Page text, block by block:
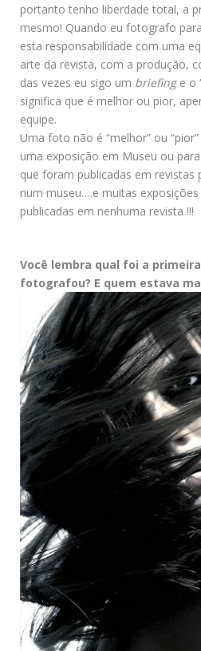
portanto tenho liberdade total, a
mesmo! Quando eu fotografo
esta responsabilidade com uma
arte da revista, com a produção,
das vezes eu sigo um briefinge o
significa que é melhor ou pior,
equipe.
Uma foto não é “melhor” ou
uma exposição em Museu ou
que foram publicadas em revistas
num museu….e muitas
publicadas em nenhuma revista !!!
Você lembra qual foi a
fotografou? E quem estava